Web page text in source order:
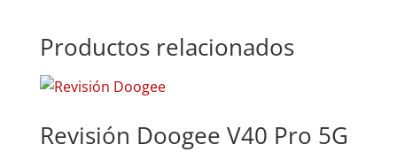
Productos relacionados
Revisión Doogee V40 Pro 5G